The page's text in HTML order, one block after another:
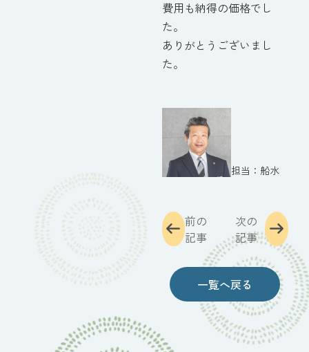
費用も納得の価格でし
た。
ありがとうございまし
た。
船水
前の
記事
一覧へ戻る
次の
記事